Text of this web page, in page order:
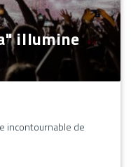
illumine
incontournable de